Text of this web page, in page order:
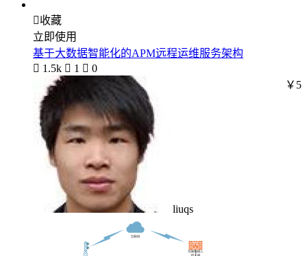
收藏
立即使用
基于大数据智能化的APM远程运维服务架构
 1.5k  1  0
liuqs
￥5